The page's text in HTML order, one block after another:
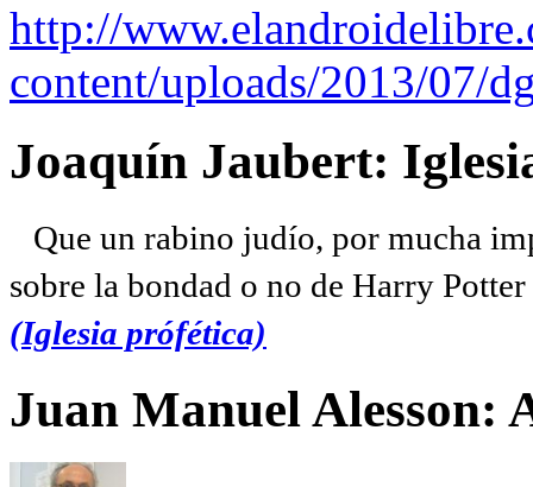
http://
content/uploads/2013/07/
Joaquín Jaubert:
Que un rabino judío, por mucha
sobre la bondad o no de Harry
(Iglesia prófética)
Juan Manuel Alesson: